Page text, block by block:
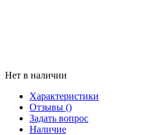
Нет в наличии
Характеристики
Отзывы ()
Задать вопрос
Наличие